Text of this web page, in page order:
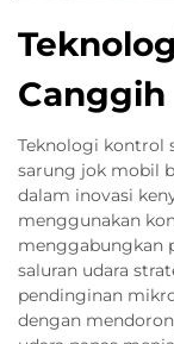
Canggih
Teknologi kontrol
sarung jok mobil
dalam inovasi
menggunakan
menggabungkan
saluran udara
pendinginan
dengan